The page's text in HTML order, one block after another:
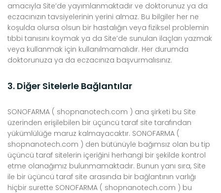
amacıyla Site’de yayımlanmaktadır ve doktorunuz ya da
eczacınızın tavsiyelerinin yerini almaz. Bu bilgiler her ne
koşulda olursa olsun bir hastalığın veya fiziksel problemin
tıbbi tanısını koymak ya da Site’de sunulan ilaçları yazmak
veya kullanmak için kullanılmamalıdır. Her durumda
doktorunuza ya da eczacınıza başvurmalısınız.
3. Diğer Sitelerle Bağlantılar
SONOFARMA ( shopnanotech.com ) ana şirketi bu Site
üzerinden erişilebilen bir üçüncü taraf site tarafından
yükümlülüğe maruz kalmayacaktır. SONOFARMA (
shopnanotech.com ) den bütünüyle bağımsız olan bu tip
üçüncü taraf sitelerin içeriğini herhangi bir şekilde kontrol
etme olanağımız bulunmamaktadır. Bunun yanı sıra, Site
ile bir üçüncü taraf site arasında bir bağlantının varlığı
hiçbir surette SONOFARMA ( shopnanotech.com ) bu